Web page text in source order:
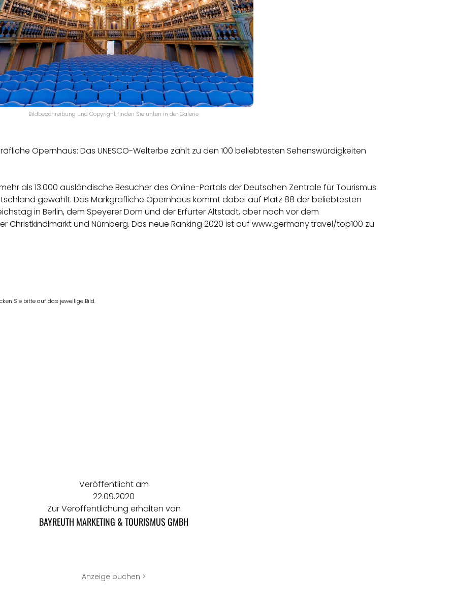
Bildbeschreibung und Copyright finden Sie unten in der Galerie.
Opernhaus: Das UNESCO-Welterbe zählt zu den 100 beliebtesten Sehenswürdigkeiten
als 13.000 ausländische Besucher des Online-Portals der Deutschen Zentrale für Tourismus
gewählt. Das Markgräfliche Opernhaus kommt dabei auf Platz 88 der beliebtesten
in Berlin, dem Speyerer Dom und der Erfurter Altstadt, aber noch vor dem
Christkindlmarkt und Nürnberg. Das neue Ranking 2020 ist auf www.germany.travel/top100 zu
Sie bitte auf das jeweilige Bild.
Veröffentlicht am
22.09.2020
Zur Veröffentlichung erhalten von
BAYREUTH MARKETING & TOURISMUS GMBH
Anzeige buchen >